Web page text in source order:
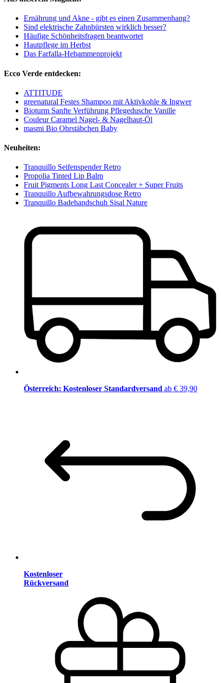
Ernährung und Akne - gibt es einen Zusammenhang?
Sind elektrische Zahnbürsten wirklich besser?
Häufige Schönheitsfragen beantwortet
Hautpflege im Herbst
Das Farfalla-Hebammenprojekt
Ecco Verde entdecken:
ATTITUDE
greenatural Festes Shampoo mit Aktivkohle & Ingwer
Bioturm Sanfte Verführung Pflegedusche Vanille
Couleur Caramel Nagel- & Nagelhaut-Öl
masmi Bio Ohrstäbchen Baby
Neuheiten:
Tranquillo Seifenspender Retro
Propolia Tinted Lip Balm
Fruit Pigments Long Last Concealer + Super Fruits
Tranquillo Aufbewahrungsdose Retro
Tranquillo Badehandschuh Sisal Nature
Österreich: Kostenloser Standardversand ab € 39,90
Kostenloser
Rückversand